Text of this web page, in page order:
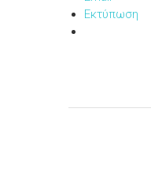
Εκτύπωση